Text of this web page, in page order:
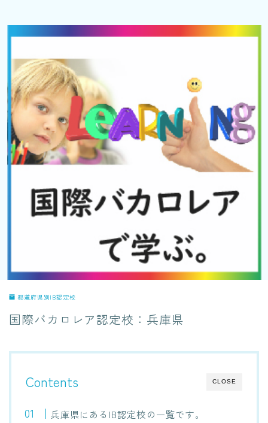
都道府県別IB認定校
国際バカロレア認定校：兵庫県
CLOSE
Contents
兵庫県にあるIB認定校の一覧です。